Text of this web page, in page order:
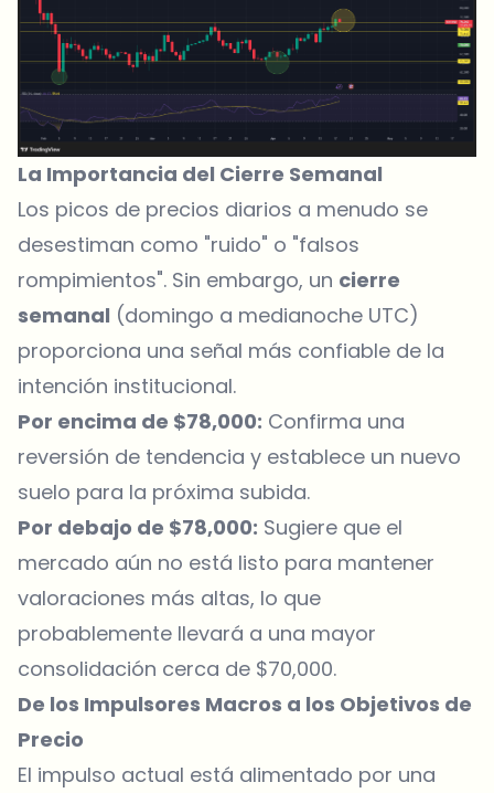
La Importancia del Cierre Semanal
Los picos de precios diarios a menudo se
desestiman como "ruido" o "falsos
rompimientos". Sin embargo, un cierre
semanal (domingo a medianoche UTC)
proporciona una señal más confiable de la
intención institucional.
Por encima de $78,000: Confirma una
reversión de tendencia y establece un nuevo
suelo para la próxima subida.
Por debajo de $78,000: Sugiere que el
mercado aún no está listo para mantener
valoraciones más altas, lo que
probablemente llevará a una mayor
consolidación cerca de $70,000.
De los Impulsores Macros a los Objetivos de
Precio
El impulso actual está alimentado por una